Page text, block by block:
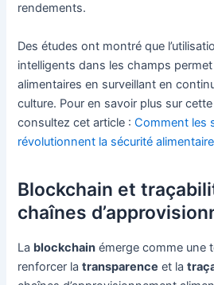
rendements.
Des études ont montré que
intelligents dans les champs
alimentaires en surveillant en
culture. Pour en savoir plus sur
consultez cet article :Comment les
révolutionnent la sécurité alimentaire
Blockchain et
chaînes
La blockchain émerge comme une
renforcer latransparence et la